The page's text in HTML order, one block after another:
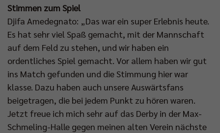
Stimmen zum Spiel
Djifa Amedegnato: „Das war ein super Erlebnis heute.
Es hat sehr viel Spaß gemacht, mit der Mannschaft
auf dem Feld zu stehen, und wir haben ein
ordentliches Spiel gemacht. Vor allem haben wir gut
ins Match gefunden und die Stimmung hier war
klasse. Dazu haben auch unsere Auswärtsfans
beigetragen, die bei jedem Punkt zu hören waren.
Jetzt freue ich mich sehr auf das Derby in der Max-
Schmeling-Halle gegen meinen alten Verein nächste